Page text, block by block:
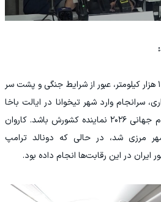
تیم ملی ایران پس از پیمودن ۱۲ هزار کیلومتر، عبور از شرایط جنگی و پشت سر
سرانجام وارد شهر تیخوانا در ایالت باخا
کالیفرنیای مکزیک شد تا در جام جهانی ۲۰۲۶ نماینده کشورش باشد. کاروان
مرزی شد، در حالی که دونالد ترامپ
در این رقابت‌ها انجام داده بود.